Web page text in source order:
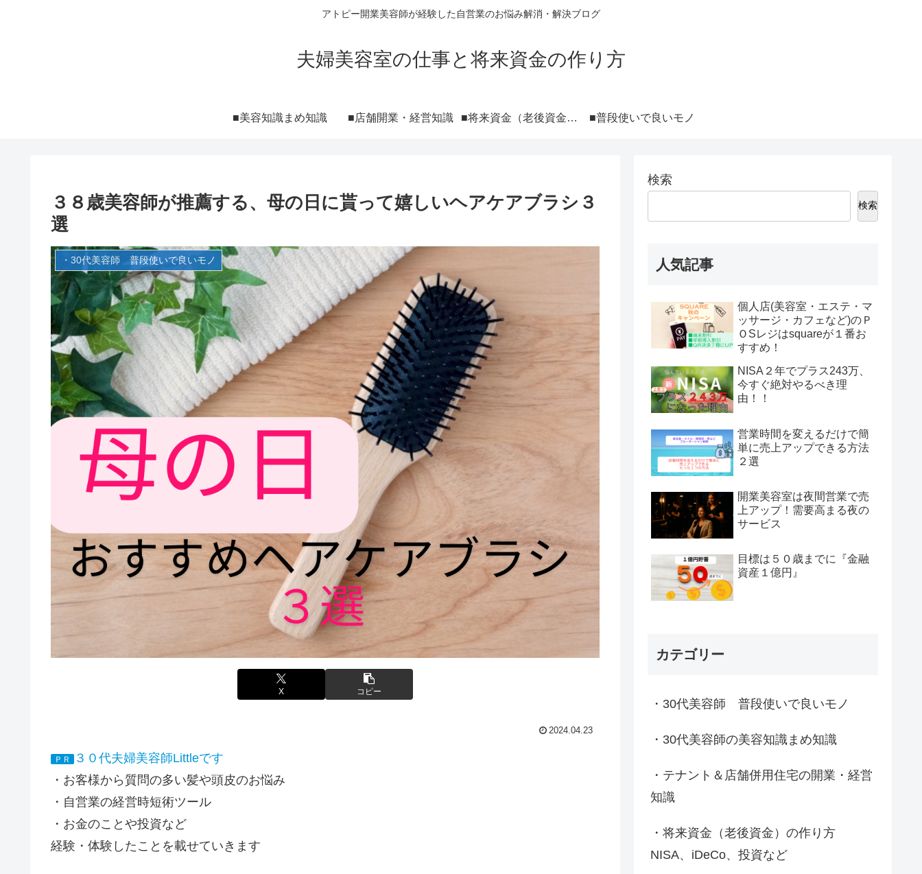
アトピー開業美容師が経験した自営業のお悩み解消・解決ブログ
夫婦美容室の仕事と将来資金の作り方
■美容知識まめ知識 ■店舗開業・経営知識 ■将来資金（老後資金）の作り方 NISA iDeCo 投資 ■普段使いで良いモノ
３８歳美容師が推薦する、母の日に貰って嬉しいヘアケアブラシ３
選
・30代美容師 普段使いで良いモノ
X コピー
2024.04.23
ＰＲ
３０代夫婦美容師Littleです
・お客様から質問の多い髪や頭皮のお悩み
・自営業の経営時短術ツール
・お金のことや投資など
経験・体験したことを載せていきます
検索
検索
人気記事
個人店(美容室・エステ・マ
ッサージ・カフェなど)のＰ
ＯSレジはsquareが１番お
すすめ！
NISA２年でプラス243万、
今すぐ絶対やるべき理
由！！
営業時間を変えるだけで簡
単に売上アップできる方法
２選
開業美容室は夜間営業で売
上アップ！需要高まる夜の
サービス
目標は５０歳までに『金融
資産１億円』
カテゴリー
・30代美容師 普段使いで良いモノ
・30代美容師の美容知識まめ知識
・テナント＆店舗併用住宅の開業・経営
知識
・将来資金（老後資金）の作り方
NISA、iDeCo、投資など